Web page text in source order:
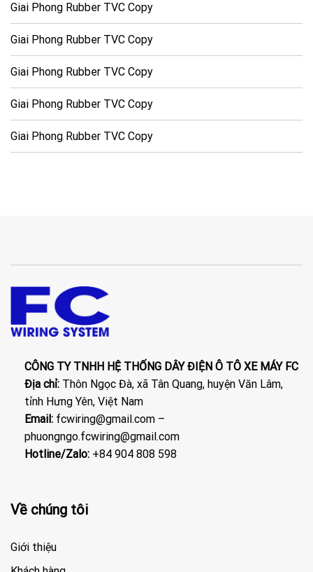
Giai Phong Rubber TVC Copy
Giai Phong Rubber TVC Copy
Giai Phong Rubber TVC Copy
Giai Phong Rubber TVC Copy
Giai Phong Rubber TVC Copy
CÔNG TY TNHH HỆ THỐNG DÂY ĐIỆN Ô TÔ XE MÁY FC
Địa chỉ: Thôn Ngọc Đà, xã Tân Quang, huyện Văn Lâm,
tỉnh Hưng Yên, Việt Nam
Email: fcwiring@gmail.com –
phuongngo.fcwiring@gmail.com
Hotline/Zalo: +84 904 808 598
Về chúng tôi
Giới thiệu